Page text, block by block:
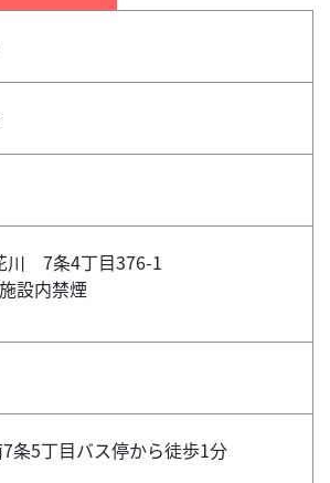
川 7条4丁目376-1
設内禁煙
条5丁目バス停から徒歩1分